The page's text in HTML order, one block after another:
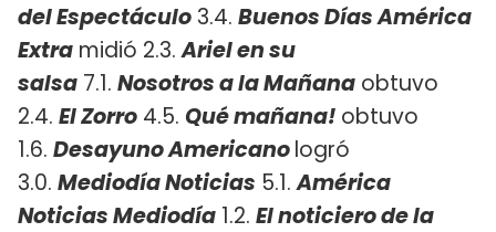
del Espectáculo 3.4. Buenos Días América
Extra midió 2.3.Ariel en su
salsa 7.1. Nosotros a la Mañana obtuvo
2.4. El Zorro 4.5. Qué mañana! obtuvo
1.6. Desayuno Americanologró
3.0. Mediodía Noticias 5.1.América
Noticias Mediodía 1.2. El noticiero de la